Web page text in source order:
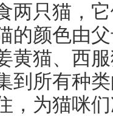
两只猫，
的颜色由
黄猫、西
到所有种
，为猫咪